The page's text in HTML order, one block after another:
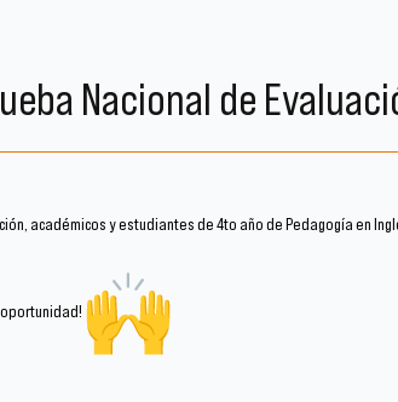
Nacional de
académicos y estudiantes de 4to año de Pedagogía en